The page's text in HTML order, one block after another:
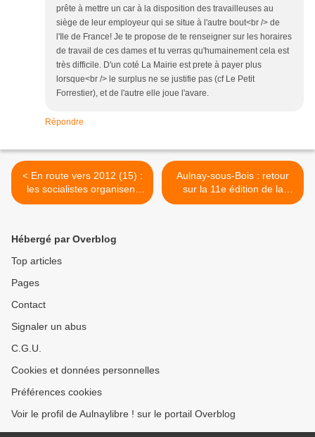
prête à mettre un car à la disposition des travailleuses au
siège de leur employeur qui se situe à l'autre bout<br /> de
l'Ile de France! Je te propose de te renseigner sur les horaires
de travail de ces dames et tu verras qu'humainement cela est
très difficile. D'un coté La Mairie est prete à payer plus
lorsque<br /> le surplus ne se justifie pas (cf Le Petit
Forrestier), et de l'autre elle joue l'avare.
Répondre
< En route vers 2012 (15) :
les socialistes organisent
une conférence de presse
législatives dans la 10e
circonscription de Seine-
Aulnay-sous-Bois : retour
sur la 11e édition de la
perche aux étoiles >
Hébergé par Overblog
Top articles
Pages
Contact
Signaler un abus
C.G.U.
Cookies et données personnelles
Préférences cookies
Voir le profil de Aulnaylibre ! sur le portail Overblog